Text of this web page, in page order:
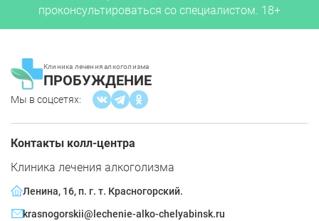
проконсультироваться со специалистом. 18+
Клиника лечения алкоголизма
ПРОБУЖДЕНИЕ
Мы в соцсетях:
Контакты колл-центра
Клиника лечения алкоголизма
Ленина, 16, п. г. т. Красногорский.
krasnogorskii@lechenie-alko-chelyabinsk.ru